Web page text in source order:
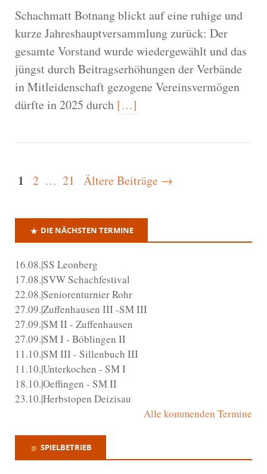
Schachmatt Botnang blickt auf eine ruhige und
kurze Jahreshauptversammlung zurück: Der
gesamte Vorstand wurde wiedergewählt und das
jüngst durch Beitragserhöhungen der Verbände
in Mitleidenschaft gezogene Vereinsvermögen
dürfte in 2025 durch […]
1 2 … 21 Ältere Beiträge →
DIE NÄCHSTEN TERMINE
16.08.|SS Leonberg
17.08.|SVW Schachfestival
22.08.|Seniorenturnier Rohr
27.09.|Zuffenhausen III -SM III
27.09.|SM II - Zuffenhausen
27.09.|SM I - Böblingen II
11.10.|SM III - Sillenbuch III
11.10.|Unterkochen - SM I
18.10.|Oeffingen - SM II
23.10.|Herbstopen Deizisau
Alle kommenden Termine
SPIELBETRIEB